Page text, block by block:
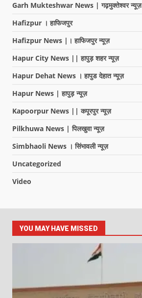
Garh Mukteshwar News | गढ़मुक्तेश्वर न्यूज़
Hafizpur । हाफिजपुर
Hafizpur News |। हाफिजपुर न्यूज़
Hapur City News || हापुड़ शहर न्यूज़
Hapur Dehat News । हापुड देहात न्यूज़
Hapur News | हापुड़ न्यूज़
Kapoorpur News || कपूरपुर न्यूज़
Pilkhuwa News | पिलखुवा न्यूज़
Simbhaoli News । सिंभावली न्यूज़
Uncategorized
Video
YOU MAY HAVE MISSED